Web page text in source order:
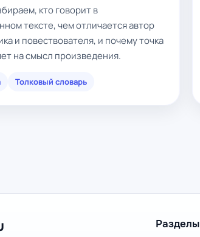
кто говорит в
тексте, чем отличается автор
и повествователя, и почему точка
на смысл произведения.
Толковый словарь
Разделы